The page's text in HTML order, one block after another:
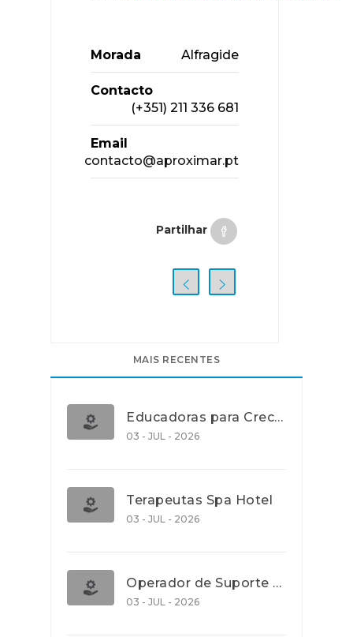
Morada Alfragide
Contacto
(+351) 211 336 681
Email
contacto@aproximar.pt
Partilhar
MAIS RECENTES
Educadoras para Creche e J.I., Lisboa
03 - JUL - 2026
Terapeutas Spa Hotel
03 - JUL - 2026
Operador de Suporte Operacional
03 - JUL - 2026